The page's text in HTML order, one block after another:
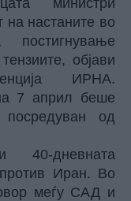
министри
на настаните во
објави
ИРНА.
7 април беше
посредуван од
дневната
против Иран. Во
меѓу САД и